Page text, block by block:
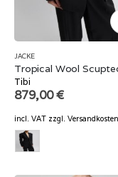
JACKE
Tibi
879,00€
incl. VAT zzgl. Versandkosten